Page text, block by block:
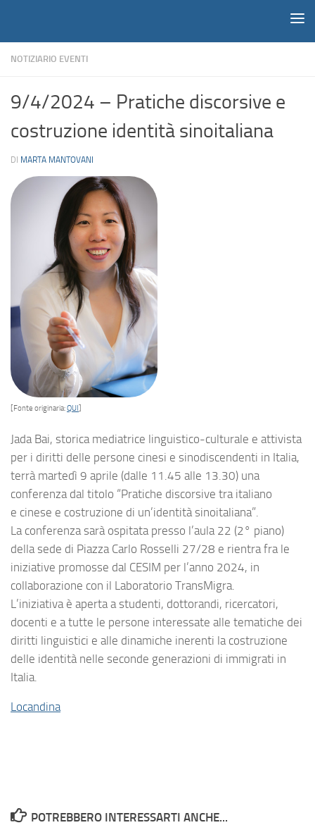
NOTIZIARIO EVENTI
9/4/2024 – Pratiche discorsive e
costruzione identità sinoitaliana
DI MARTA MANTOVANI
[Fonte originaria:QUI]
Jada Bai, storica mediatrice linguistico-culturale e attivista
per i diritti delle persone cinesi e sinodiscendenti in Italia,
terrà martedì 9 aprile (dalle 11.45 alle 13.30) una
conferenza dal titolo “Pratiche discorsive tra italiano
e cinese e costruzione di un’identità sinoitaliana”.
La conferenza sarà ospitata presso l’aula 22 (2° piano)
della sede di Piazza Carlo Rosselli 27/28 e rientra fra le
iniziative promosse dal CESIM per l’anno 2024, in
collaborazione con il Laboratorio TransMigra.
L’iniziativa è aperta a studenti, dottorandi, ricercatori,
docenti e a tutte le persone interessate alle tematiche dei
diritti linguistici e alle dinamiche inerenti la costruzione
delle identità nelle seconde generazioni di immigrati in
Italia.
Locandina
POTREBBERO INTERESSARTI ANCHE...